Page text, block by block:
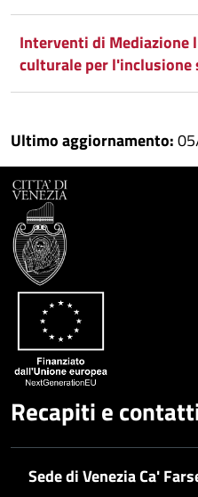
Interventi di Mediazione
culturale per l'inclusione
Ultimo aggiornamento:
Recapiti e
Sede di Venezia Ca'